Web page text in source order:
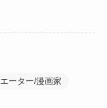
ーター/漫画家